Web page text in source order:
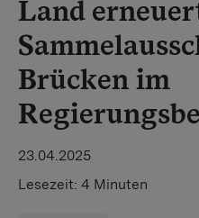
Land
Brücken im
23.04.2025
Lesezeit: 4 Minuten